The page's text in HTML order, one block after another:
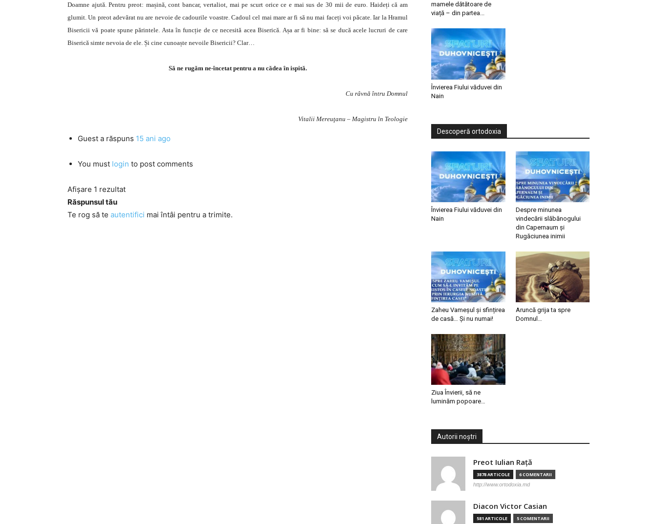
Doamne ajută. Pentru preot: mașină, cont bancar, vertaliot, mai pe scurt orice ce e mai sus de 30 mii de euro. Haideți că am
glumit. Un preot adevărat nu are nevoie de cadourile voastre. Cadoul cel mai mare ar fi să nu mai faceți voi păcate. Iar la Hramul
Bisericii vă poate spune părintele. Asta în funcție de ce necesită acea Biserică. Așa ar fi bine: să se ducă acele lucruri de care
Biserică simte nevoia de ele. Și cine cunoaște nevoile Bisericii? Clar…
Să ne rugăm ne-încetat pentru a nu cădea în ispită.
Cu râvnă întru Domnul
Vitalii Mereuţanu – Magistru în Teologie
Guest a răspuns 15 ani ago
You must login to post comments
Afișare 1 rezultat
Răspunsul tău
Te rog să te autentifici mai întâi pentru a trimite.
mamele dătătoare de
viață – din partea...
Învierea Fiului văduvei din
Nain
Descoperă ortodoxia
Învierea Fiului văduvei din
Nain
Despre minunea
vindecării slăbănogului
din Capernaum și
Rugăciunea inimii
Zaheu Vameșul și sfințirea
de casă… Și nu numai!
Aruncă grija ta spre
Domnul…
Ziua Învierii, să ne
luminăm popoare…
Autorii noștri
Preot Iulian Raţă
3878 ARTICOLE 6 COMENTARII
http://www.ortodoxia.md
Diacon Victor Casian
581 ARTICOLE 5 COMENTARII